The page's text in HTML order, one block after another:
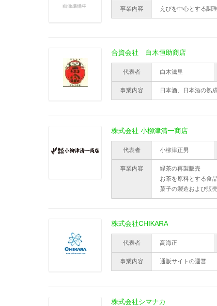
事業内容 えびを中心とする調
合資会社 白木恒助商店
代表者 白木滋里
事業内容 日本酒、日本酒の熟
株式会社 小柳津清一商店
代表者 小柳津正男
事業内容
緑茶の再製販売
お茶を原料とする食
菓子の製造および販
株式会社CHIKARA
代表者 高海正
事業内容 通販サイトの運営
株式会社シマナカ